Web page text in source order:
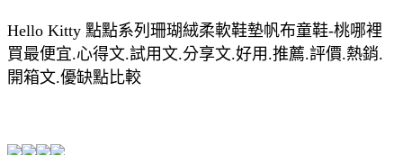
Hello Kitty 點點系列珊瑚絨柔軟鞋墊帆布童鞋-桃哪裡
買最便宜.心得文.試用文.分享文.好用.推薦.評價.熱銷.
開箱文.優缺點比較